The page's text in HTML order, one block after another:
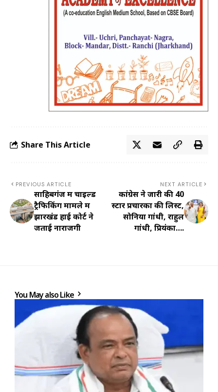
Share This Article
PREVIOUS ARTICLE
साहिबगंज में चाइल्ड
ट्रैफिकिंग मामले में
झारखंड हाई कोर्ट ने
जताई नाराजगी
NEXT ARTICLE
कांग्रेस ने जारी की 40
स्टार प्रचारकों की लिस्ट,
सोनिया गांधी, राहुल
गांधी, प्रियंका….
You May also Like